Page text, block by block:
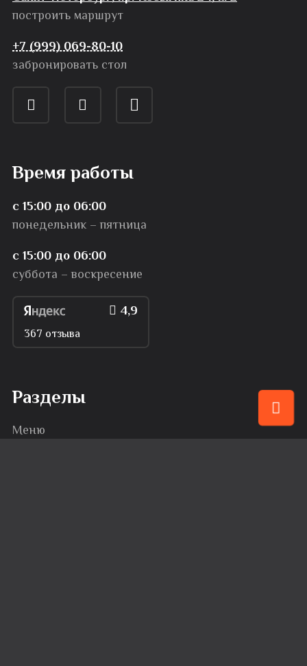
построить маршрут
+7 (999) 069-80-10
забронировать стол
Время работы
с 15:00 до 06:00
понедельник – пятница
с 15:00 до 06:00
суббота – воскресение
4,9
367 отзыва
Разделы
Меню